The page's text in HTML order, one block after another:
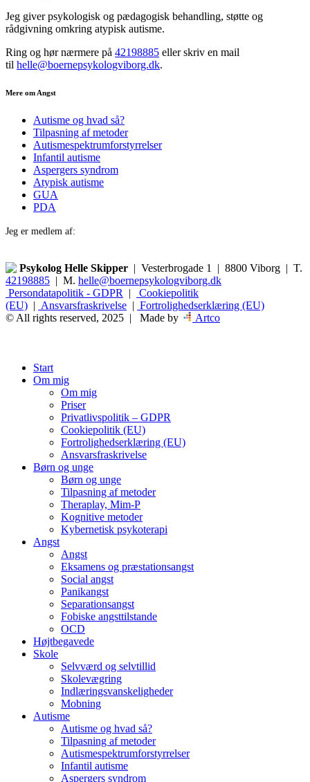
Jeg giver psykologisk og pædagogisk behandling, støtte og
rådgivning omkring atypisk autisme.
Ring og hør nærmere på 42198885 eller skriv en mail
til helle@boernepsykologviborg.dk.
Mere om Angst
Autisme og hvad så?
Tilpasning af metoder
Autismespektrumforstyrrelser
Infantil autisme
Aspergers syndrom
Atypisk autisme
GUA
PDA
Jeg er medlem af:
Psykolog Helle Skipper | Vesterbrogade 1 | 8800 Viborg | T.
42198885 | M. helle@boernepsykologviborg.dk
Persondatapolitik - GDPR
|
Cookiepolitik
(EU) | Ansvarsfraskrivelse | Fortrolighedserklæring (EU)
© All rights reserved, 2025 | Made by
Artco
Close
Menu
Start
Om mig
Om mig
Priser
Privatlivspolitik – GDPR
Cookiepolitik (EU)
Fortrolighedserklæring (EU)
Ansvarsfraskrivelse
Børn og unge
Børn og unge
Tilpasning af metoder
Theraplay, Mim-P
Kognitive metoder
Kybernetisk psykoterapi
Angst
Angst
Eksamens og præstationsangst
Social angst
Panikangst
Separationsangst
Fobiske angsttilstande
OCD
Højtbegavede
Skole
Selvværd og selvtillid
Skolevægring
Indlæringsvanskeligheder
Mobning
Autisme
Autisme og hvad så?
Tilpasning af metoder
Autismespektrumforstyrrelser
Infantil autisme
Aspergers syndrom